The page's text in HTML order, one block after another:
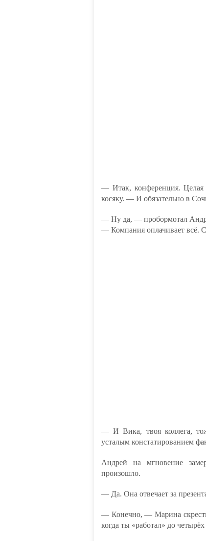
— Итак, конференция.
косяку. — И обязательно в
— Ну да, — пробормотал
— Компания оплачивает всё.
— И Вика, твоя коллега,
усталым констатированием
Андрей на мгновение
произошло.
— Да. Она отвечает за
— Конечно, — Марина
когда ты «работал» до четырёх